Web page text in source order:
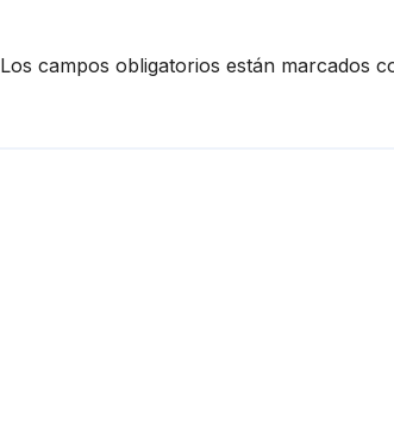
Los campos obligatorios están marcados